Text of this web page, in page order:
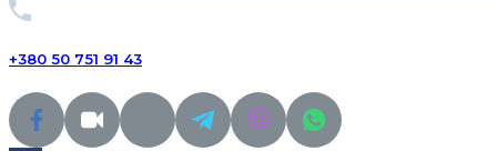
+380 50 751 91 43